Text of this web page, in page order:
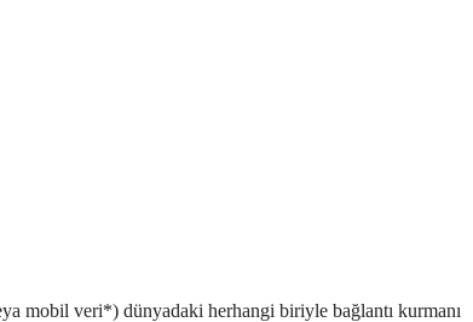
mobil veri*) dünyadaki herhangi biriyle bağlantı kurmanı